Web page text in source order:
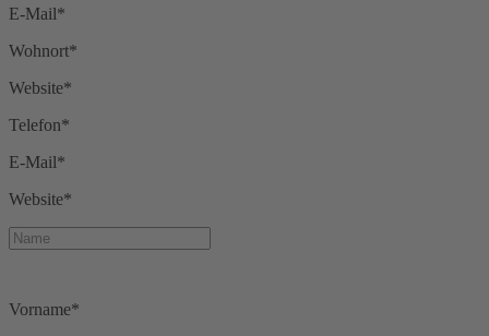
E-Mail*
Wohnort*
Website*
Telefon*
E-Mail*
Website*
Vorname*